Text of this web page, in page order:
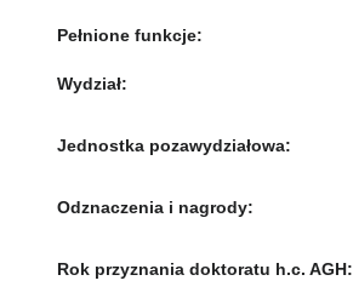
Pełnione funkcje:
Wydział:
Jednostka pozawydziałowa:
Odznaczenia i nagrody:
Rok przyznania doktoratu h.c. AGH: